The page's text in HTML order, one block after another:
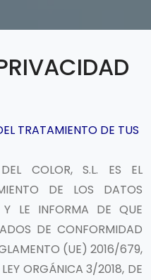
TRATAMIENTO DE TUS
COLOR, S.L. ES EL
DE LOS DATOS
Y LE INFORMA DE QUE
DE CONFORMIDAD
(UE) 2016/679,
ORGÁNICA 3/2018, DE